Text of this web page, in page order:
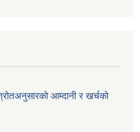
आम्दानी र खर्चको